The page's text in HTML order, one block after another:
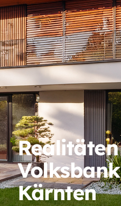
Realitäten
Volksbank
Kärnten